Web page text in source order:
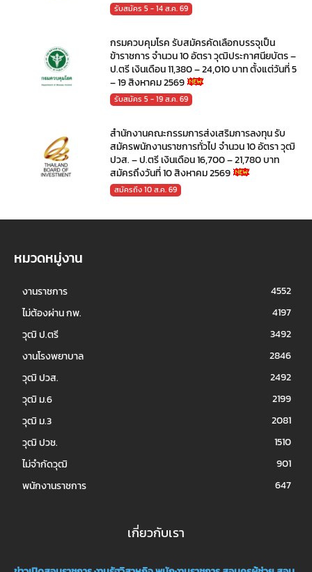
รับสมัคร 5 - 14 ส.ค. 69
กรมควบคุมโรค รับสมัครคัดเลือกบรรจุเป็น
ข้าราชการ จำนวน 10 อัตรา วุฒิประกาศนียบัตร –
ป.ตรี เงินเดือน 11,380 – 24,010 บาท ตั้งแต่วันที่ 5
– 19 สิงหาคม 2569
รับสมัคร 5 - 19 ส.ค. 69
สำนักงานคณะกรรมการส่งเสริมการลงทุน รับ
สมัครพนักงานราชการทั่วไป จำนวน 10 อัตรา วุฒิ
ปวส. – ป.ตรี เงินเดือน 16,700 – 21,780 บาท
สมัครถึงวันที่ 10 สิงหาคม 2569
สมัครถึง 10 ส.ค. 69
หมวดหมู่งาน
งานราชการ
4552
ไม่ต้องผ่าน กพ.
4197
วุฒิ ป.ตรี
3492
งานโรงพยาบาล
2846
วุฒิ ปวส.
2492
วุฒิ ม.6
2199
วุฒิ ม.3
2081
วุฒิ ปวช.
1510
ไม่จำกัดวุฒิ
901
พนักงานราชการ
647
เกี่ยวกับเรา